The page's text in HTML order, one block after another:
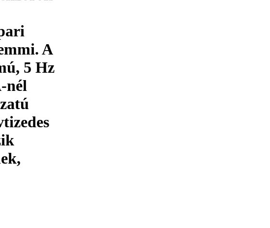
A
5 Hz
nél